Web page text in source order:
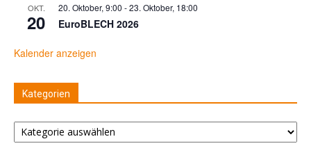
OKT.
20
20. Oktober, 9:00 -23. Oktober, 18:00
EuroBLECH 2026
Kalender anzeigen
Kategorien
Kategorien